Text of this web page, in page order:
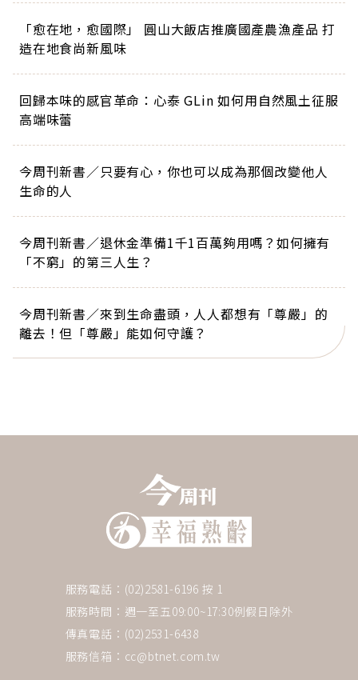
「愈在地，愈國際」 圓山大飯店推廣國產農漁產品 打
造在地食尚新風味
回歸本味的感官革命：心泰 GLin 如何用自然風土征服
高端味蕾
今周刊新書／只要有心，你也可以成為那個改變他人
生命的人
今周刊新書／退休金準備1千1百萬夠用嗎？如何擁有
「不窮」的第三人生？
今周刊新書／來到生命盡頭，人人都想有「尊嚴」的
離去！但「尊嚴」能如何守護？
服務電話：(02)2581-6196 按 1
服務時間：週一至五09:00~17:30例假日除外
傳真電話：(02)2531-6438
服務信箱： cc@btnet.com.tw